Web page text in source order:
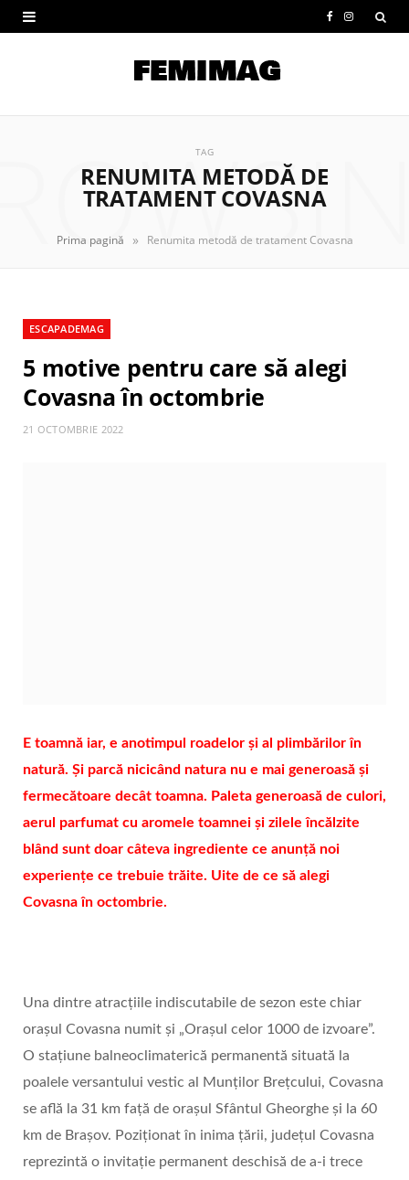
e
k
I
t
TAG
RENUMITA METODĂ DE
TRATAMENT COVASNA
Prima pagină » Renumita metodă de tratament Covasna
ESCAPADEMAG
5 motive pentru care să alegi
Covasna în octombrie
21 OCTOMBRIE 2022
E toamnă iar, e anotimpul roadelor și al plimbărilor în
natură. Și parcă nicicând natura nu e mai generoasă și
fermecătoare decât toamna. Paleta generoasă de culori,
aerul parfumat cu aromele toamnei și zilele încălzite
blând sunt doar câteva ingrediente ce anunță noi
experiențe ce trebuie trăite. Uite de ce să alegi
Covasna în octombrie.
Una dintre atracțiile indiscutabile de sezon este chiar
orașul Covasna numit și „Oraşul celor 1000 de izvoare”.
O stațiune balneoclimaterică permanentă situată la
poalele versantului vestic al Munților Brețcului, Covasna
se află la 31 km față de orașul Sfântul Gheorghe și la 60
km de Brașov. Poziționat în inima țării, județul Covasna
reprezintă o invitație permanent deschisă de a-i trece